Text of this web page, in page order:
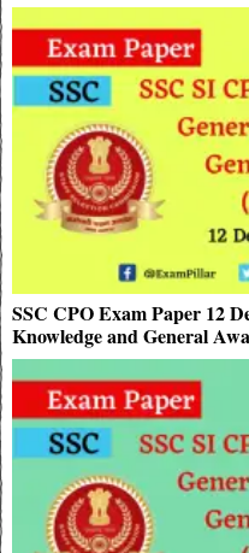
SSC CPO Exam Paper 12
Knowledge and General